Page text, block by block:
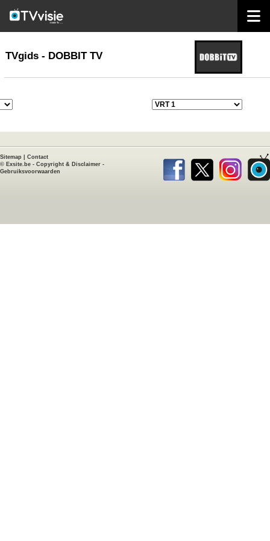
TVgids
TVgids - DOBBIT TV
Sitemap
Contact
© Exsite.be - Copyright & Disclaimer -
Gebruiksvoorwaarden